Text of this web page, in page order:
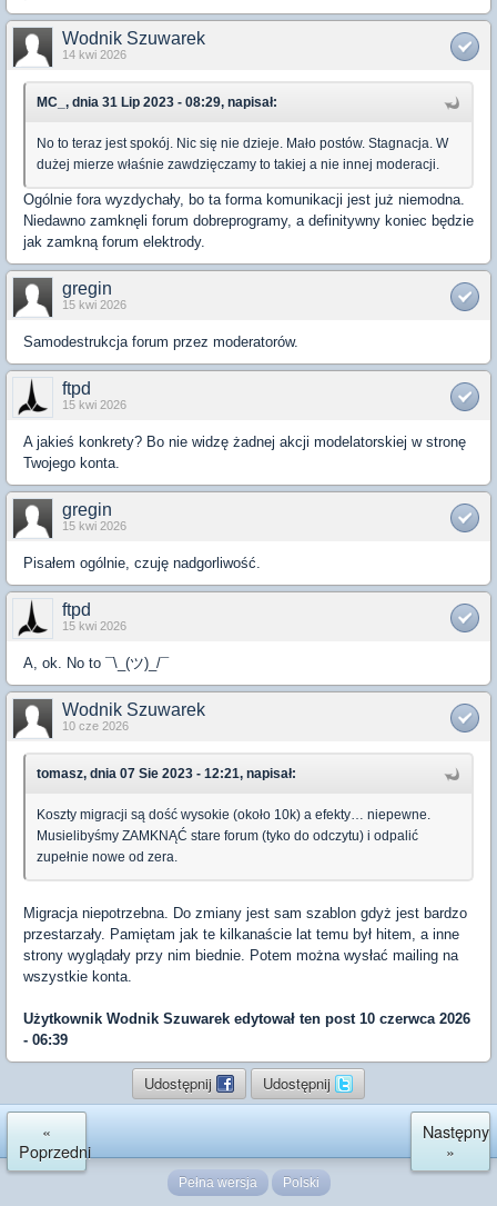
Wodnik Szuwarek
14 kwi 2026
MC_, dnia 31 Lip 2023 - 08:29, napisał:
No to teraz jest spokój. Nic się nie dzieje. Mało postów. Stagnacja. W
dużej mierze właśnie zawdzięczamy to takiej a nie innej moderacji.
Ogólnie fora wyzdychały, bo ta forma komunikacji jest już niemodna.
Niedawno zamknęli forum dobreprogramy, a definitywny koniec będzie
jak zamkną forum elektrody.
gregin
15 kwi 2026
Samodestrukcja forum przez moderatorów.
ftpd
15 kwi 2026
A jakieś konkrety? Bo nie widzę żadnej akcji modelatorskiej w stronę
Twojego konta.
gregin
15 kwi 2026
Pisałem ogólnie, czuję nadgorliwość.
ftpd
15 kwi 2026
A, ok. No to ¯\_(ツ)_/¯
Wodnik Szuwarek
10 cze 2026
tomasz, dnia 07 Sie 2023 - 12:21, napisał:
Koszty migracji są dość wysokie (około 10k) a efekty… niepewne.
Musielibyśmy ZAMKNĄĆ stare forum (tyko do odczytu) i odpalić
zupełnie nowe od zera.
Migracja niepotrzebna. Do zmiany jest sam szablon gdyż jest bardzo
przestarzały. Pamiętam jak te kilkanaście lat temu był hitem, a inne
strony wyglądały przy nim biednie. Potem można wysłać mailing na
wszystkie konta.
Użytkownik Wodnik Szuwarek edytował ten post 10 czerwca 2026
- 06:39
Udostępnij Udostępnij
«
Poprzedni
Następny
»
Pełna wersja Polski